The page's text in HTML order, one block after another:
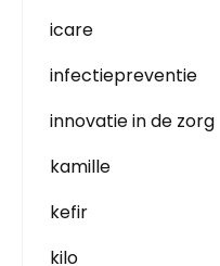
icare
infectiepreventie
innovatie in de zorg
kamille
kefir
kilo